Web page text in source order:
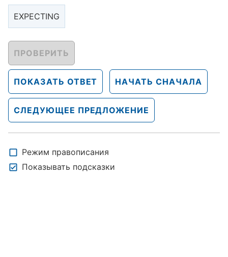
EXPECTING
ПРОВЕРИТЬ
ПОКАЗАТЬ ОТВЕТ НАЧАТЬ СНАЧАЛА
СЛЕДУЮЩЕЕ ПРЕДЛОЖЕНИЕ
Режим правописания
Показывать подсказки